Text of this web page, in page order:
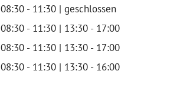
08:30 - 11:30 | geschlossen
08:30 - 11:30 | 13:30 - 17:00
08:30 - 11:30 | 13:30 - 17:00
08:30 - 11:30 | 13:30 - 16:00